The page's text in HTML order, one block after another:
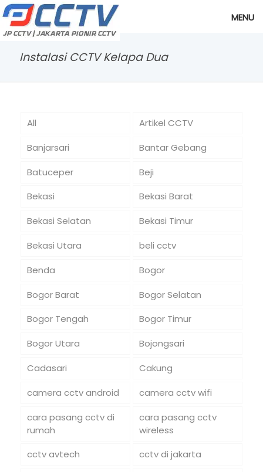
MENU
Instalasi CCTV Kelapa Dua
All
Artikel CCTV
Banjarsari
Bantar Gebang
Batuceper
Beji
Bekasi
Bekasi Barat
Bekasi Selatan
Bekasi Timur
Bekasi Utara
beli cctv
Benda
Bogor
Bogor Barat
Bogor Selatan
Bogor Tengah
Bogor Timur
Bogor Utara
Bojongsari
Cadasari
Cakung
camera cctv android
camera cctv wifi
cara pasang cctv di
rumah
cara pasang cctv
wireless
cctv avtech
cctv di jakarta